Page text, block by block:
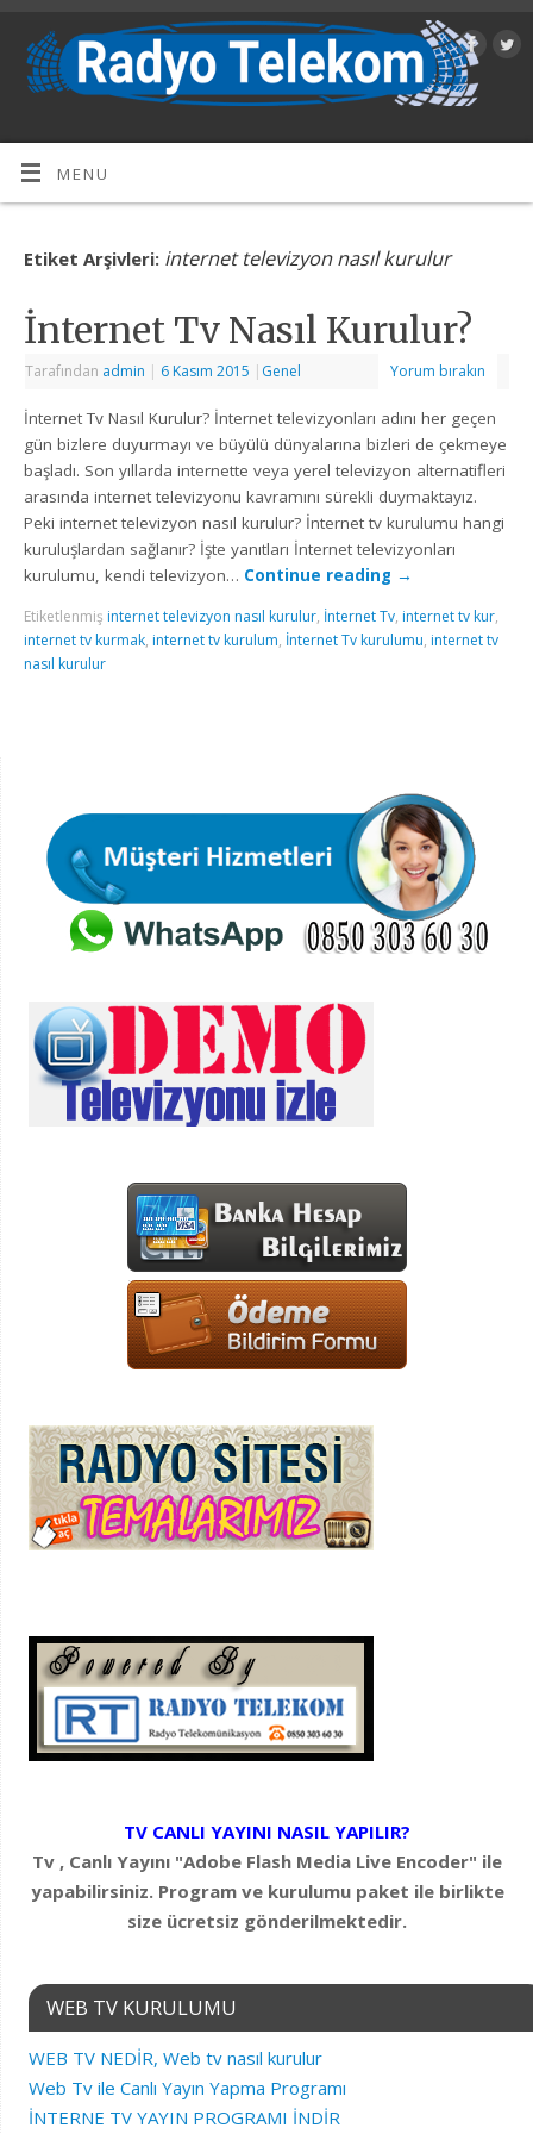
MENU
Etiket Arşivleri: internet televizyon nasıl kurulur
İnternet Tv Nasıl Kurulur?
Tarafından admin | 6 Kasım 2015 | Genel Yorum bırakın
İnternet Tv Nasıl Kurulur? İnternet televizyonları adını her geçen
gün bizlere duyurmayı ve büyülü dünyalarına bizleri de çekmeye
başladı. Son yıllarda internette veya yerel televizyon alternatifleri
arasında internet televizyonu kavramını sürekli duymaktayız.
Peki internet televizyon nasıl kurulur? İnternet tv kurulumu hangi
kuruluşlardan sağlanır? İşte yanıtları İnternet televizyonları
kurulumu, kendi televizyon… Continue reading →
Etiketlenmiş internet televizyon nasıl kurulur, İnternet Tv, internet tv kur,
internet tv kurmak, internet tv kurulum, İnternet Tv kurulumu, internet tv
nasıl kurulur
TV CANLI YAYINI NASIL YAPILIR?
Tv , Canlı Yayını "Adobe Flash Media Live Encoder" ile
yapabilirsiniz. Program ve kurulumu paket ile birlikte
size ücretsiz gönderilmektedir.
WEB TV KURULUMU
WEB TV NEDİR, Web tv nasıl kurulur
Web Tv ile Canlı Yayın Yapma Programı
İNTERNE TV YAYIN PROGRAMI İNDİR